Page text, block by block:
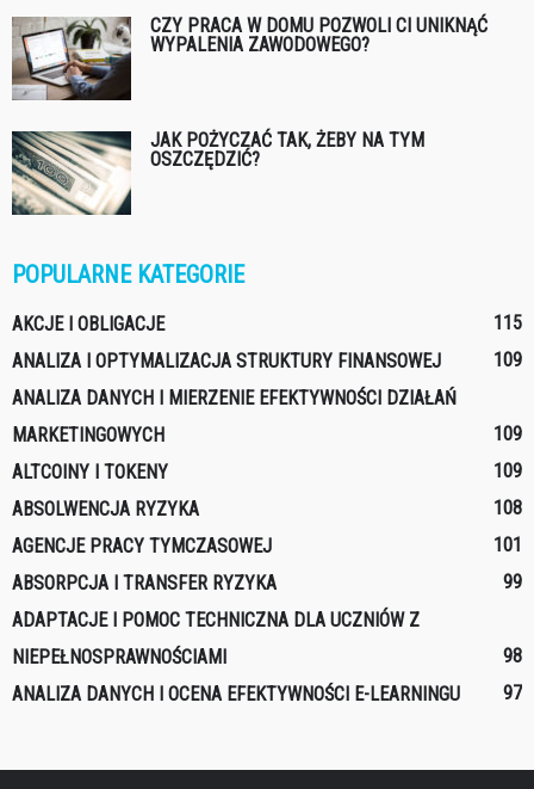
CZY PRACA W DOMU POZWOLI CI UNIKNĄĆ
WYPALENIA ZAWODOWEGO?
JAK POŻYCZAĆ TAK, ŻEBY NA TYM
OSZCZĘDZIĆ?
POPULARNE KATEGORIE
AKCJE I OBLIGACJE
115
ANALIZA I OPTYMALIZACJA STRUKTURY FINANSOWEJ
109
ANALIZA DANYCH I MIERZENIE EFEKTYWNOŚCI DZIAŁAŃ
MARKETINGOWYCH
109
ALTCOINY I TOKENY
109
ABSOLWENCJA RYZYKA
108
AGENCJE PRACY TYMCZASOWEJ
101
ABSORPCJA I TRANSFER RYZYKA
99
ADAPTACJE I POMOC TECHNICZNA DLA UCZNIÓW Z
NIEPEŁNOSPRAWNOŚCIAMI
98
ANALIZA DANYCH I OCENA EFEKTYWNOŚCI E-LEARNINGU
97